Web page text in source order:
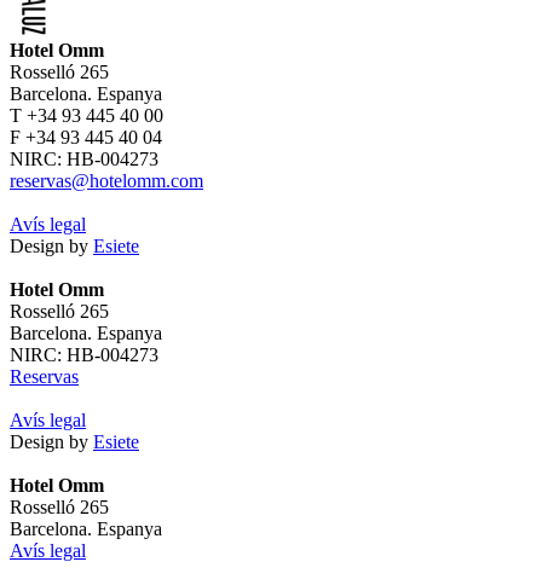
Hotel Omm
Rosselló 265
Barcelona. Espanya
T +34 93 445 40 00
F +34 93 445 40 04
NIRC: HB-004273
reservas@hotelomm.com
Avís legal
Design by Esiete
Hotel Omm
Rosselló 265
Barcelona. Espanya
NIRC: HB-004273
Reservas
Avís legal
Design by Esiete
Hotel Omm
Rosselló 265
Barcelona. Espanya
Avís legal